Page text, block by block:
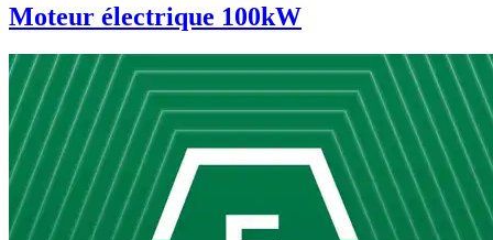
Moteur électrique 100kW